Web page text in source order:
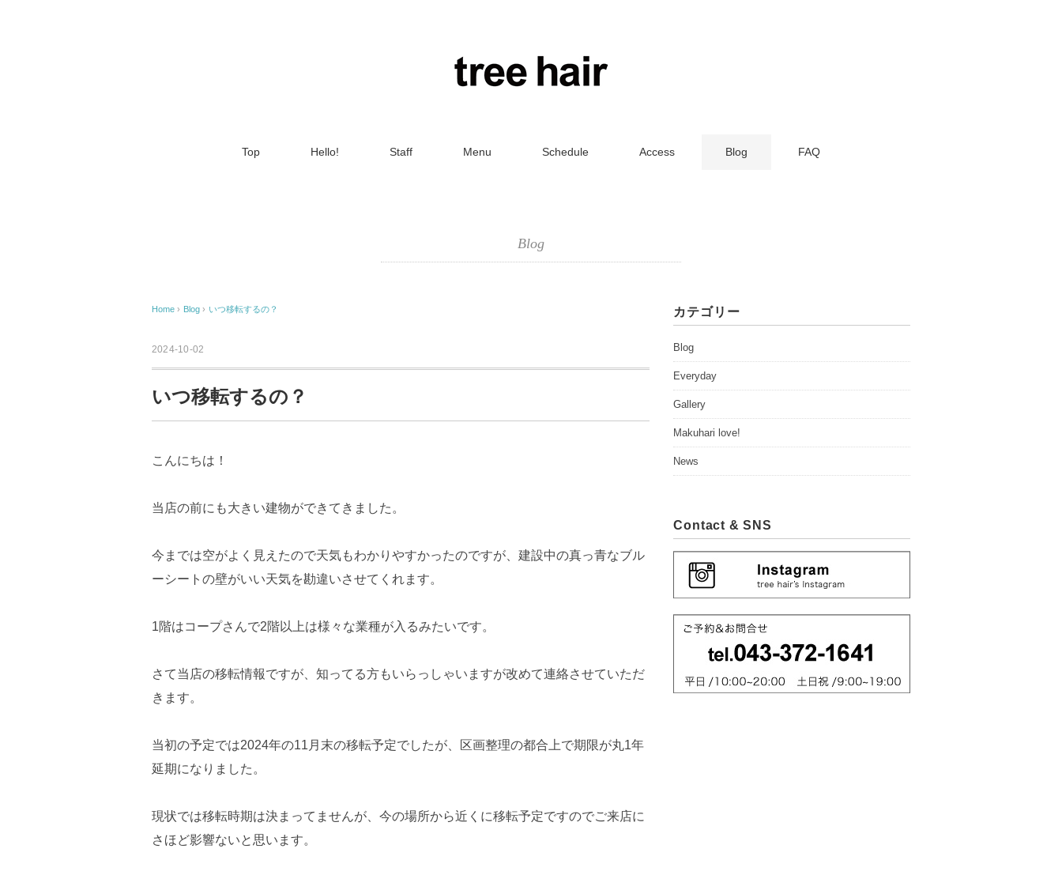
Top Hello! Staff Menu Schedule Access Blog FAQ
Blog
Home › Blog › いつ移転するの？
2024-10-02
いつ移転するの？
こんにちは！
当店の前にも大きい建物ができてきました。
今までは空がよく見えたので天気もわかりやすかったのですが、建設中の真っ青なブル
ーシートの壁がいい天気を勘違いさせてくれます。
1階はコープさんで2階以上は様々な業種が入るみたいです。
さて当店の移転情報ですが、知ってる方もいらっしゃいますが改めて連絡させていただ
きます。
当初の予定では2024年の11月末の移転予定でしたが、区画整理の都合上で期限が丸1年
延期になりました。
現状では移転時期は決まってませんが、今の場所から近くに移転予定ですのでご来店に
さほど影響ないと思います。
カテゴリー
Blog
Everyday
Gallery
Makuhari love!
News
Contact & SNS